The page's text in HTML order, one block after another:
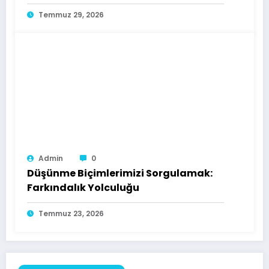
Temmuz 29, 2026
Admin 0
Düşünme Biçimlerimizi Sorgulamak:
Farkındalık Yolculuğu
Temmuz 23, 2026